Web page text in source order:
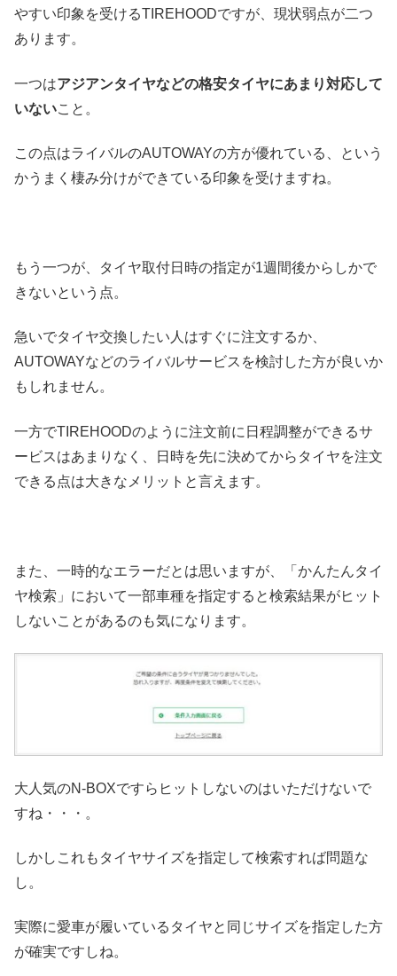
やすい印象を受けるTIREHOODですが、現状弱点が二つ
あります。
一つはアジアンタイヤなどの格安タイヤにあまり対応して
いないこと。
この点はライバルのAUTOWAYの方が優れている、という
かうまく棲み分けができている印象を受けますね。
もう一つが、タイヤ取付日時の指定が1週間後からしかで
きないという点。
急いでタイヤ交換したい人はすぐに注文するか、
AUTOWAYなどのライバルサービスを検討した方が良いか
もしれません。
一方でTIREHOODのように注文前に日程調整ができるサ
ービスはあまりなく、日時を先に決めてからタイヤを注文
できる点は大きなメリットと言えます。
また、一時的なエラーだとは思いますが、「かんたんタイ
ヤ検索」において一部車種を指定すると検索結果がヒット
しないことがあるのも気になります。
大人気のN-BOXですらヒットしないのはいただけないで
すね・・・。
しかしこれもタイヤサイズを指定して検索すれば問題な
し。
実際に愛車が履いているタイヤと同じサイズを指定した方
が確実ですしね。